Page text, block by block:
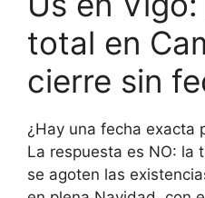
total en
cierre sin
¿Hay una fecha exacta
La respuesta es NO: la
se agoten las